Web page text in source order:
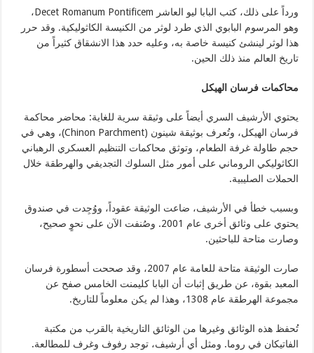
ورداً على ذلك، كتب البابا ليو العاشر Decet Romanum Pontificem،
وهو المرسوم البابوي الذي طرد لوثر من الكنيسة الكاثوليكية. وقد حرر
هذا لوثر لينشئ كنيسة خاصة به، وعليه حدد هذا الانشقاق كثيراً من
تاريخ العالم منذ ذلك الحين.
محاكمات فرسان الهيكل
يحتوي الأرشيف السري أيضاً على وثيقة سرية للغاية: محاضر محاكمة
فرسان الهيكل، وتُعرف بوثيقة شينون (Chinon Parchment)، وهي في
حجم طاولة غرفة الطعام، وتوثق محاكمات التنظيم العسكري الرهباني
الكاثوليكي الروماني على أمور مثل السلوك التجديفي والهرطقة خلال
الحملات الصليبية.
وبسبب خطأ في الأرشيف، ضاعت الوثيقة عقوداً، ووُجِدت في صندوق
يحتوي على وثائق أخرى عام 2001. وصُنفت الآن على نحوٍ صحيح،
وصارت متاحة للباحثين.
صارت الوثيقة متاحة للعامة عام 2007، وقد صححت أسطورة فرسان
المعبد بقوة، عن طريق إثبات أن البابا كليمنت الخامس صفح عن
مجموعة الهرطقة عام 1308، وهذا لم يكن معلوماً للتاريخ.
تُحفظ هذه الوثائق وغيرها من الوثائق التاريخية بالقرب من مكتبة
الفاتيكان في روما. ومثل أي أرشيف، توجد رفوف وغرف للمطالعة.